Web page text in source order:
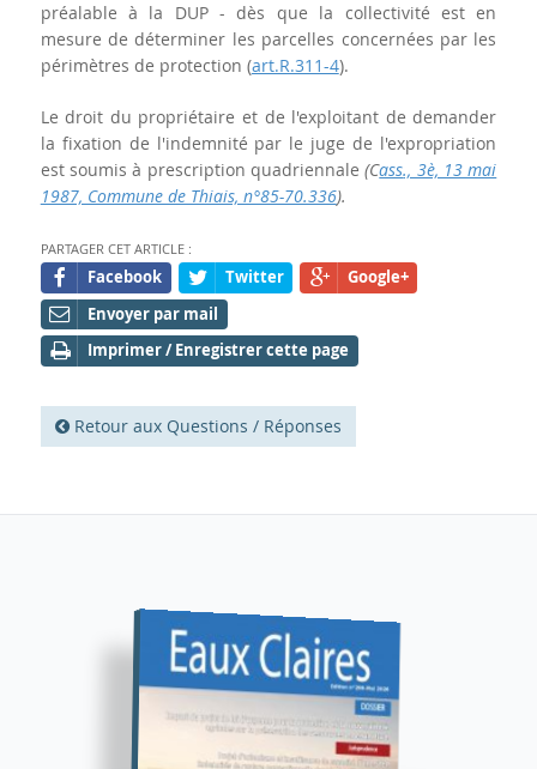
préalable à la DUP - dès que la collectivité est en
mesure de déterminer les parcelles concernées par les
périmètres de protection (art.R.311-4).
Le droit du propriétaire et de l'exploitant de demander
la fixation de l'indemnité par le juge de l'expropriation
est soumis à prescription quadriennale(Cass., 3è, 13 mai
1987, Commune de Thiais, n°85-70.336).
PARTAGER CET ARTICLE :
Facebook Twitter
Google+
Envoyer par mail
Imprimer / Enregistrer cette page
Retour aux Questions / Réponses